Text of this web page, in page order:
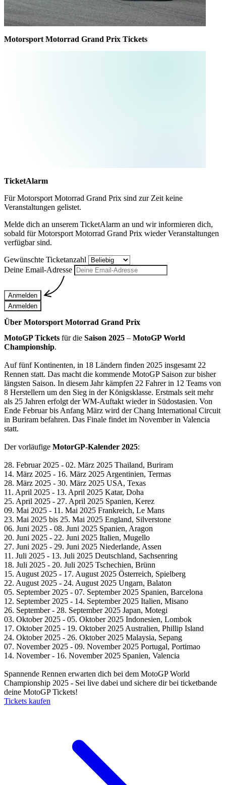
Motorsport Motorrad Grand Prix Tickets
TicketAlarm
FürMotorsport Motorrad Grand Prix sind zur Zeit keine
Veranstaltungen gelistet.
Melde dich an unserem TicketAlarm an und wir informieren dich,
sobald fürMotorsport Motorrad Grand Prix wieder Veranstaltungen
verfügbar sind.
Gewünschte Ticketanzahl
Deine Email-Adresse
Anmelden
Anmelden
Über Motorsport Motorrad Grand Prix
MotoGP Tickets für die Saison 2025 – MotoGP World
Championship.
Auf fünf Kontinenten, in 18 Ländern finden 2025 insgesamt 22
Rennen statt. Das macht die kommende MotoGP Saison zur bisher
längsten Saison. In diesem Jahr kämpfen 22 Fahrer in 12 Teams von
8 Herstellern um den Sieg in der Königsklasse. Erstmals seit mehr
als 25 Jahren erfolgt der WM-Auftakt wieder in Südostasien. Von
Ende Februar bis Anfang März wird der Chang International Circuit
in Buriram befahren. Das Finale findet im November in Valencia
statt.
Der vorläufige MotorGP-Kalender 2025:
28. Februar 2025 - 02. März 2025 Thailand, Buriram
14. März 2025 - 16. März 2025 Argentinien, Termas
28. März 2025 - 30. März 2025 USA, Texas
11. April 2025 - 13. April 2025 Katar, Doha
25. April 2025 - 27. April 2025 Spanien, Kerez
09. Mai 2025 - 11. Mai 2025 Frankreich, Le Mans
23. Mai 2025 bis 25. Mai 2025 England, Silverstone
06. Juni 2025 - 08. Juni 2025 Spanien, Aragon
20. Juni 2025 - 22. Juni 2025 Italien, Mugello
27. Juni 2025 - 29. Juni 2025 Niederlande, Assen
11. Juli 2025 - 13. Juli 2025 Deutschland, Sachsenring
18. Juli 2025 - 20. Juli 2025 Tschechien, Brünn
15. August 2025 - 17. August 2025 Österreich, Spielberg
22. August 2025 - 24. August 2025 Ungarn, Balaton
05. September 2025 - 07. September 2025 Spanien, Barcelona
12. September 2025 - 14. September 2025 Italien, Misano
26. September - 28. September 2025 Japan, Motegi
03. Oktober 2025 - 05. Oktober 2025 Indonesien, Lombok
17. Oktober 2025 - 19. Oktober 2025 Australien, Phillip Island
24. Oktober 2025 - 26. Oktober 2025 Malaysia, Sepang
07. November 2025 - 09. November 2025 Portugal, Portimao
14. November - 16. November 2025 Spanien, Valencia
Spannende Rennen erwarten dich bei dem MotoGP World
Championship 2025 - Sei live dabei und sichere dir bei ticketbande
deine MotoGP Tickets!
Tickets kaufen